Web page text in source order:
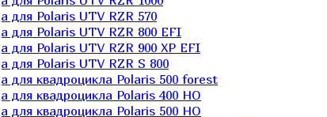
для Polaris UTV RZR 570
для Polaris UTV RZR 800 EFI
для Polaris UTV RZR 900 XP EFI
для Polaris UTV RZR S 800
для квадроцикла Polaris 500 forest
для квадроцикла Polaris 400 HO
для квадроцикла Polaris 500 HO